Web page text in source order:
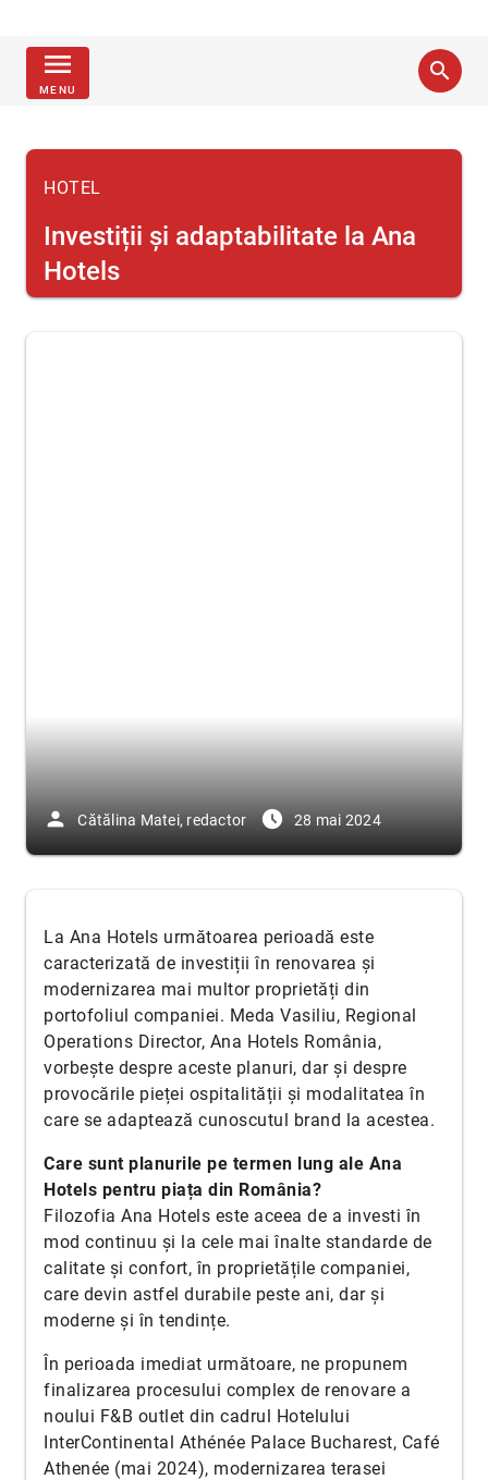
menu
MENU
search
HOTEL
Investiții și adaptabilitate la Ana
Hotels
person Cătălina Matei, redactor access_time_filled 28 mai 2024
La Ana Hotels următoarea perioadă este
caracterizată de investiții în renovarea și
modernizarea mai multor proprietăți din
portofoliul companiei. Meda Vasiliu, Regional
Operations Director, Ana Hotels România,
vorbește despre aceste planuri, dar și despre
provocările pieței ospitalității și modalitatea în
care se adaptează cunoscutul brand la acestea.
Care sunt planurile pe termen lung ale Ana
Hotels pentru piața din România?
Filozofia Ana Hotels este aceea de a investi în
mod continuu și la cele mai înalte standarde de
calitate și confort, în proprietățile companiei,
care devin astfel durabile peste ani, dar și
moderne și în tendințe.
În perioada imediat următoare, ne propunem
finalizarea procesului complex de renovare a
noului F&B outlet din cadrul Hotelului
InterContinental Athénée Palace Bucharest, Café
Athenée (mai 2024), modernizarea terasei